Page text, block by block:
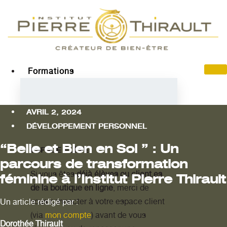
content
Formations
ESPACE ÉLÈVE
Si vous êtesdéjà élèves ou client.es
de la boutique en ligne , merci de
vous connecter à votre espace client
(via mon compte) avant de vous
AVRIL 2, 2024
DÉVELOPPEMENT PERSONNEL
“Belle et Bien en Soi ” : Un
parcours de transformation
féminine à l’Institut Pierre Thirault
Un article rédigé par :
Dorothée Thirault